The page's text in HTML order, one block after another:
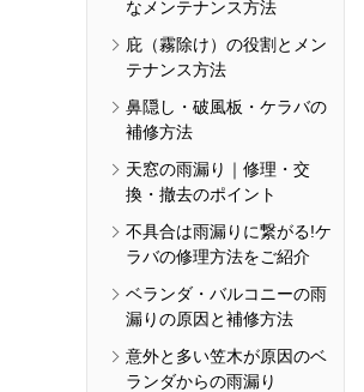
なメンテナンス方法
庇（霧除け）の役割とメン
テナンス方法
鼻隠し・破風板・ケラバの
補修方法
天窓の雨漏り｜修理・交
換・撤去のポイント
不具合は雨漏りに繋がる!ケ
ラバの修理方法をご紹介
ベランダ・バルコニーの雨
漏りの原因と補修方法
意外と多い笠木が原因のベ
ランダからの雨漏り